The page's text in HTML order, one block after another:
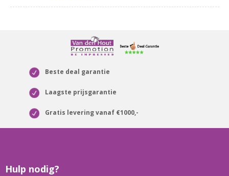
Beste deal garantie
Laagste prijsgarantie
Gratis levering vanaf €1000,-
Hulp nodig?